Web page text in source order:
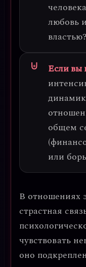
любовь
властью?
Если вы
общем
или
В отношениях
страстная
чувствовать
оно